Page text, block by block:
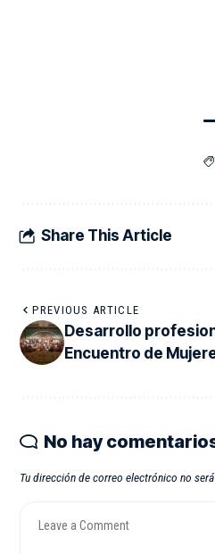
Share This Article
PREVIOUS ARTICLE
Desarrollo
Encuentro de
No hay
Tu dirección de correo electrónico no